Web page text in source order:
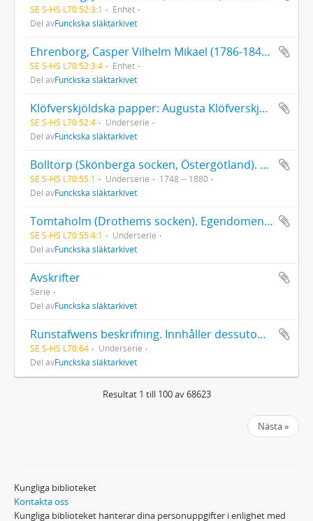
SE S-HS L70:52:3:1
Enhet
Del avFunckska släktarkivet
Ehrenborg, Casper Vilhelm Mikael (1786-1844): Brev från Gustaf Ehrenborg (1795-1858), 1 st., 1845
SE S-HS L70:52:3:4
Enhet
Del avFunckska släktarkivet
Klöfverskjöldska papper: Augusta Klöfverskjöld (1799-1814), Räkenskaper för tiden 1810-1814,, uppsatta av O. J. Risellschöld. - Carl Klöfverskjöld (1797-1879), 2 handlingar rörande kapten Carl Klöfverskjölds affärer [varav den ena uppsatt av Fredrik Aleander Funck].
SE S-HS L70:52:4
Underserie
Del avFunckska släktarkivet
Bolltorp (Skönberga socken, Östergötland). Köpt 1815 av Gustaf Johan Funck. Köpebrev, inteckningar.
SE S-HS L70:55:1 Underserie
1748 -- 1880
Del avFunckska släktarkivet
Tomtaholm (Drothems socken). Egendomen Tomtaholm med underlydande gårdar köptes av bergsrådet Alexander Funck 1770. Den bundna volymen inleds med en historisk beskrivning av egendomen gjord av Gustaf Johan Funck. Nr 1 i samma volym är ett brev från Johan Banér (1596-1641) till översten Otto von Sack, 06.07.1637
SE S-HS L70:55:4:1
Underserie
Del avFunckska släktarkivet
Avskrifter
Serie
Del avFunckska släktarkivet
Runstafwens beskrifning. Innhåller dessutom 1 brev (1968) till Olof von Feilitzen.
SE S-HS L70:64
Underserie
Del avFunckska släktarkivet
Resultat 1 till 100 av 68623
Nästa »
Kungliga biblioteket
Kontakta oss
Kungliga biblioteket hanterar dina personuppgifter i enlighet med